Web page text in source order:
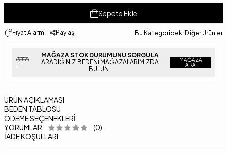
Sepete Ekle
Fiyat Alarmı Paylaş Bu Kategorideki Diğer Ürünler
MAĞAZA STOK DURUMUNU SORGULA
ARADIĞINIZ BEDENI MAĞAZALARIMIZDA
BULUN.
MAĞAZA
ARA
ÜRÜN AÇIKLAMASI
BEDEN TABLOSU
ÖDEME SEÇENEKLERI
YORUMLAR
(0)
İADE KOŞULLARI